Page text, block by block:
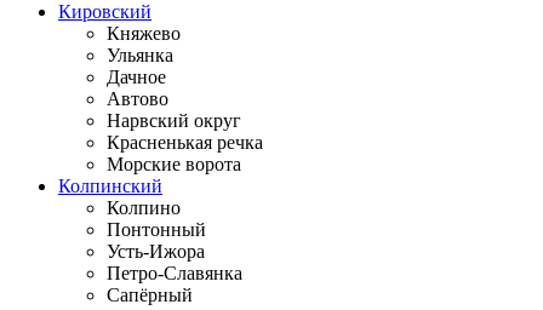
Кировский
Княжево
Ульянка
Дачное
Автово
Нарвский округ
Красненькая речка
Морские ворота
Колпинский
Колпино
Понтонный
Усть-Ижора
Петро-Славянка
Сапёрный